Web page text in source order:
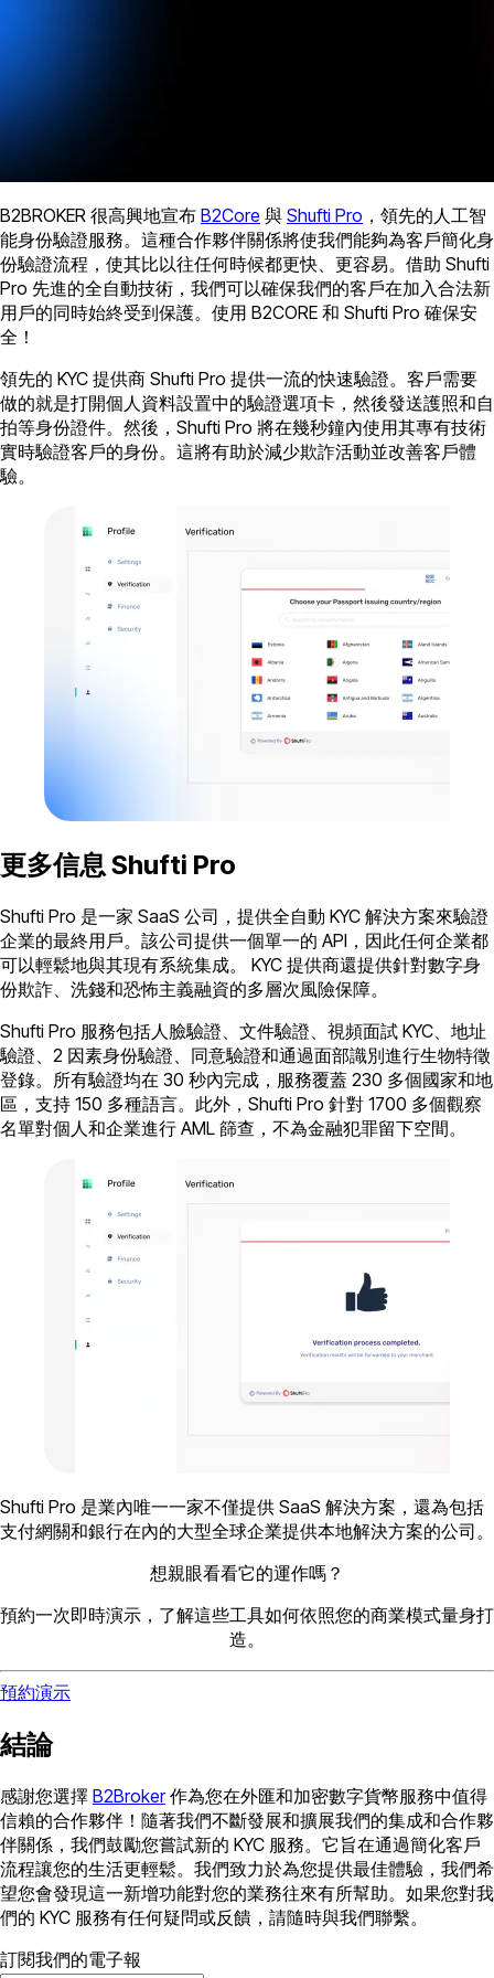
B2BROKER 很高興地宣布 B2Core 與 Shufti Pro ，領先的人工智
能身份驗證服務。這種合作夥伴關係將使我們能夠為客戶簡化身
份驗證流程，使其比以往任何時候都更快、更容易。借助 Shufti
Pro 先進的全自動技術，我們可以確保我們的客戶在加入合法新
用戶的同時始終受到保護。使用 B2CORE 和 Shufti Pro 確保安
全！
領先的 KYC 提供商 Shufti Pro 提供一流的快速驗證。客戶需要
做的就是打開個人資料設置中的驗證選項卡，然後發送護照和自
拍等身份證件。然後，Shufti Pro 將在幾秒鐘內使用其專有技術
實時驗證客戶的身份。這將有助於減少欺詐活動並改善客戶體
驗。
更多信息 Shufti Pro
Shufti Pro 是一家 SaaS 公司，提供全自動 KYC 解決方案來驗證
企業的最終用戶。該公司提供一個單一的 API，因此任何企業都
可以輕鬆地與其現有系統集成。 KYC 提供商還提供針對數字身
份欺詐、洗錢和恐怖主義融資的多層次風險保障。
Shufti Pro 服務包括人臉驗證、文件驗證、視頻面試 KYC、地址
驗證、2 因素身份驗證、同意驗證和通過面部識別進行生物特徵
登錄。所有驗證均在 30 秒內完成，服務覆蓋 230 多個國家和地
區，支持 150 多種語言。此外，Shufti Pro 針對 1700 多個觀察
名單對個人和企業進行 AML 篩查，不為金融犯罪留下空間。
Shufti Pro 是業內唯一一家不僅提供 SaaS 解決方案，還為包括
支付網關和銀行在內的大型全球企業提供本地解決方案的公司。
想親眼看看它的運作嗎？
預約一次即時演示，了解這些工具如何依照您的商業模式量身打
造。
預約演示
結論
感謝您選擇 B2Broker作為您在外匯和加密數字貨幣服務中值得
信賴的合作夥伴！隨著我們不斷發展和擴展我們的集成和合作夥
伴關係，我們鼓勵您嘗試新的 KYC 服務。它旨在通過簡化客戶
流程讓您的生活更輕鬆。我們致力於為您提供最佳體驗，我們希
望您會發現這一新增功能對您的業務往來有所幫助。如果您對我
們的 KYC 服務有任何疑問或反饋，請隨時與我們聯繫。
訂閱我們的電子報